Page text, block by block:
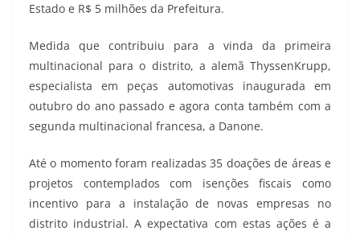
Estado e R$ 5 milhões da Prefeitura.
Medida que contribuiu para a vinda da primeira
multinacional para o distrito, a alemã ThyssenKrupp,
especialista em peças automotivas inaugurada em
outubro do ano passado e agora conta também com a
segunda multinacional francesa, a Danone.
Até o momento foram realizadas 35 doações de áreas e
projetos contemplados com isenções fiscais como
incentivo para a instalação de novas empresas no
distrito industrial. A expectativa com estas ações é a